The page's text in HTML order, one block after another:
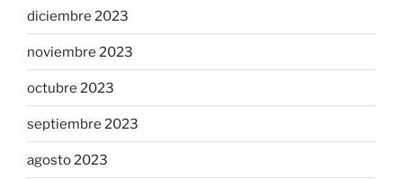
diciembre 2023
noviembre 2023
octubre 2023
septiembre 2023
agosto 2023